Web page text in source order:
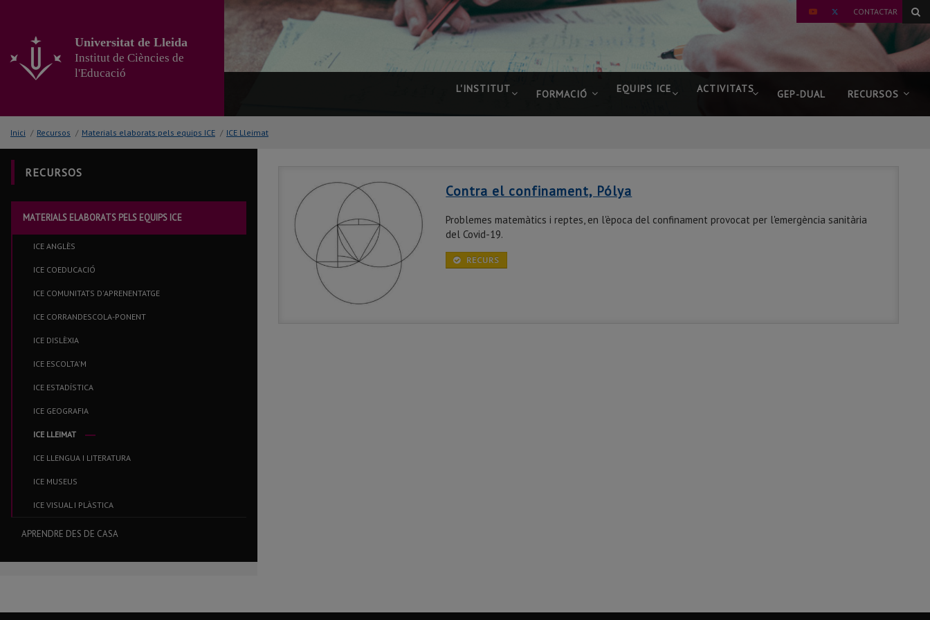
contingut
principal
de
YOUTUBETWITTER
CONTACTAR
Universitat de Lleida
Institut de Ciències de
l'Educació
L'INSTITUT FORMACIÓ EQUIPS ICE ACTIVITATS GEP-DUAL RECURSOS
Inici / Recursos / Materials elaborats pels equips ICE / ICE Lleimat
RECURSOS
MATERIALS ELABORATS PELS EQUIPS ICE
ICE ANGLÈS
ICE COEDUCACIÓ
ICE COMUNITATS D'APRENENTATGE
ICE CORRANDESCOLA-PONENT
ICE DISLÈXIA
ICE ESCOLTA'M
ICE ESTADÍSTICA
ICE GEOGRAFIA
ICE LLEIMAT
ICE LLENGUA I LITERATURA
ICE MUSEUS
ICE VISUAL I PLÀSTICA
APRENDRE DES DE CASA
Contra el confinament, Pólya
Problemes matemàtics i reptes, en l'època del confinament provocat per l'emergència sanitària
del Covid-19.
RECURS